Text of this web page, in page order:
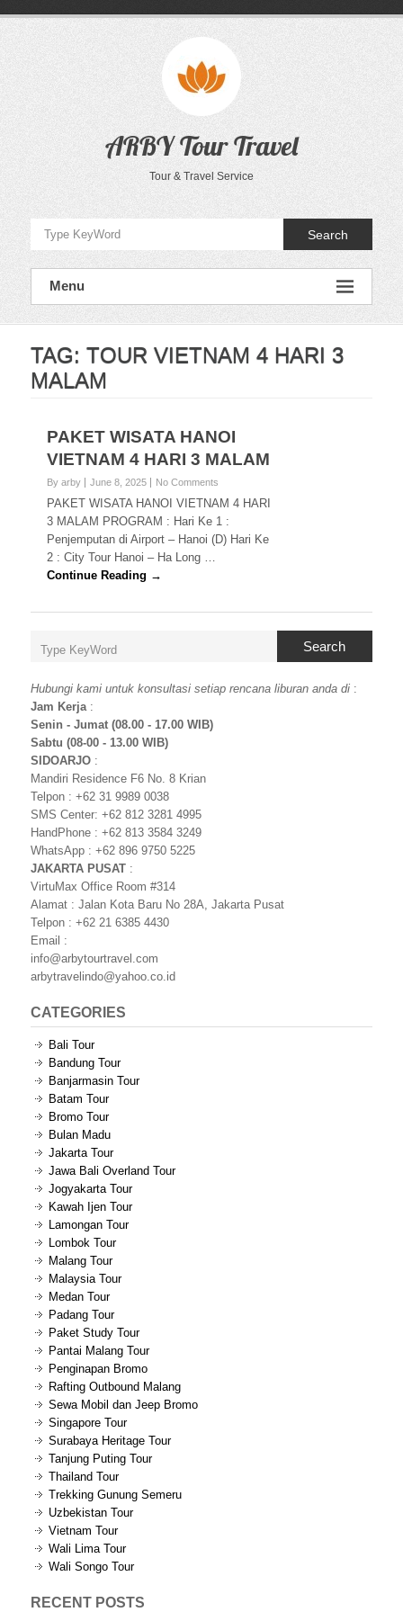
ARBY Tour Travel
Tour & Travel Service
Search
Menu
TAG: TOUR VIETNAM 4 HARI 3
MALAM
PAKET WISATA HANOI
VIETNAM 4 HARI 3 MALAM
By arby June 8, 2025 No Comments
PAKET WISATA HANOI VIETNAM 4 HARI
3 MALAM PROGRAM : Hari Ke 1 :
Penjemputan di Airport – Hanoi (D) Hari Ke
2 : City Tour Hanoi – Ha Long …
Continue Reading →
Search
Hubungi kami untuk konsultasi setiap rencana liburan anda di :
Jam Kerja:
Senin - Jumat (08.00 - 17.00 WIB)
Sabtu (08-00 - 13.00 WIB)
SIDOARJO :
Mandiri Residence F6 No. 8 Krian
Telpon : +62 31 9989 0038
SMS Center: +62 812 3281 4995
HandPhone : +62 813 3584 3249
WhatsApp : +62 896 9750 5225
JAKARTA PUSAT :
VirtuMax Office Room #314
Alamat : Jalan Kota Baru No 28A, Jakarta Pusat
Telpon : +62 21 6385 4430
Email :
info@arbytourtravel.com
arbytravelindo@yahoo.co.id
CATEGORIES
Bali Tour
Bandung Tour
Banjarmasin Tour
Batam Tour
Bromo Tour
Bulan Madu
Jakarta Tour
Jawa Bali Overland Tour
Jogyakarta Tour
Kawah Ijen Tour
Lamongan Tour
Lombok Tour
Malang Tour
Malaysia Tour
Medan Tour
Padang Tour
Paket Study Tour
Pantai Malang Tour
Penginapan Bromo
Rafting Outbound Malang
Sewa Mobil dan Jeep Bromo
Singapore Tour
Surabaya Heritage Tour
Tanjung Puting Tour
Thailand Tour
Trekking Gunung Semeru
Uzbekistan Tour
Vietnam Tour
Wali Lima Tour
Wali Songo Tour
RECENT POSTS